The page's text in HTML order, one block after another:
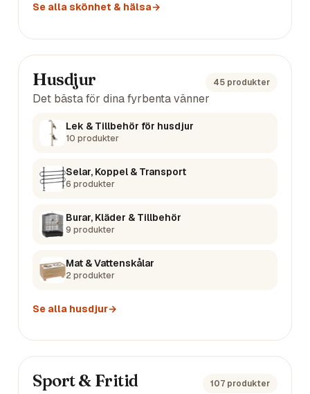
Se allaskönhet & hälsa→
Husdjur 45 produkter
Det bästa för dina fyrbenta vänner
Lek & Tillbehör för husdjur
10 produkter
Selar, Koppel & Transport
6 produkter
Burar, Kläder & Tillbehör
9 produkter
Mat & Vattenskålar
2 produkter
Se alla husdjur→
Sport & Fritid 107 produkter